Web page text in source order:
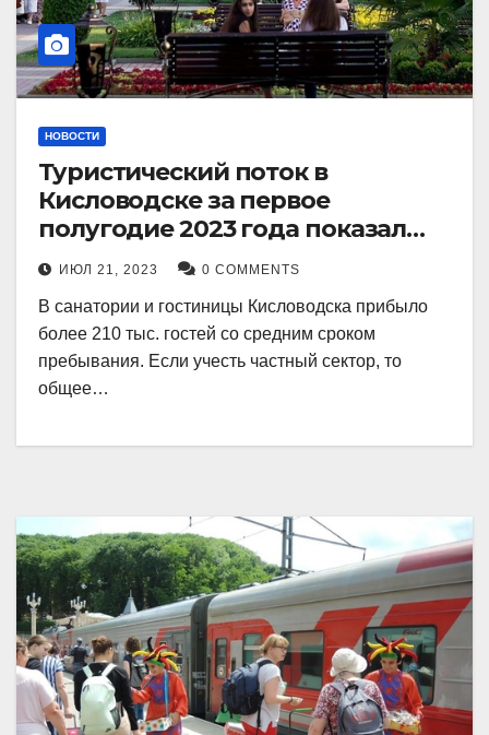
НОВОСТИ
Туристический поток в
Кисловодске за первое
полугодие 2023 года показал
рекордный рост в 21 процент.
ИЮЛ 21, 2023 0 COMMENTS
В санатории и гостиницы Кисловодска прибыло
более 210 тыс. гостей со средним сроком
пребывания. Если учесть частный сектор, то
общее…